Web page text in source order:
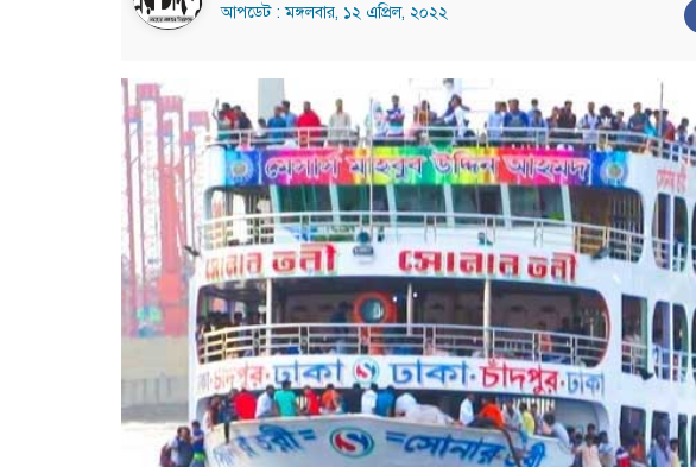
আপডেট : মঙ্গলবার, ১২ এপ্রিল, ২০২২